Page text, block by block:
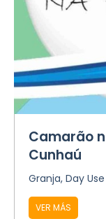
Camarão
Cunhaú
Granja, Day
VER MÁS